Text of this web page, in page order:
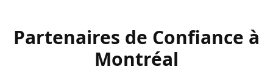
Partenaires de Confiance à
Montréal